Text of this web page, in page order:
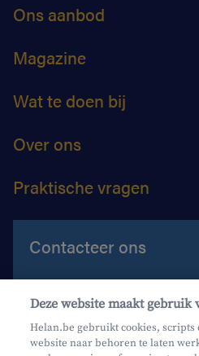
Ons aanbod
Magazine
Wat te doen bij
Over ons
Praktische vragen
Contacteer ons
Contacteer ons
Maak een afspraak
Waar vind je ons?
Deze website maakt gebruik
Helan.be gebruikt cookies, scripts
website naar behoren te laten